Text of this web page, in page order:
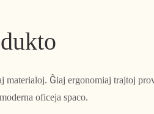
materialoj. Ĝiaj ergonomiaj trajtoj
oficeja spaco.